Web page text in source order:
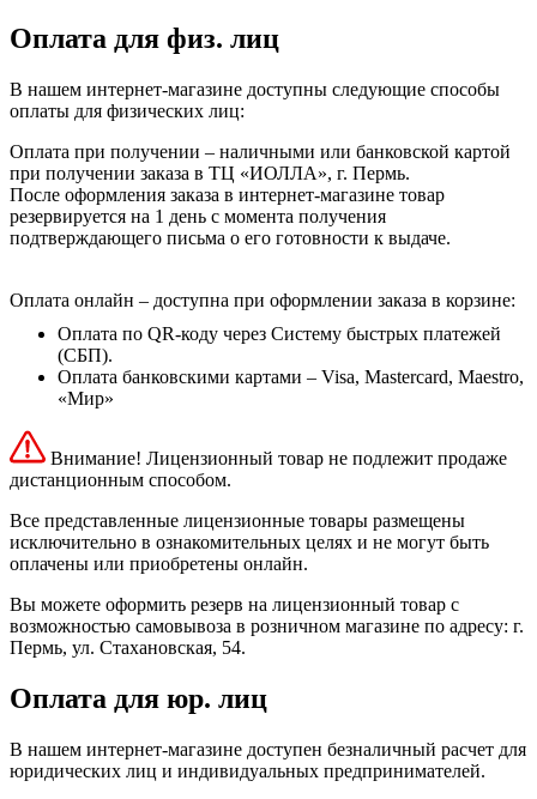
Оплата для физ. лиц
В нашем интернет-магазине доступны следующие способы
оплаты для физических лиц:
Оплата при получении – наличными или банковской картой
при получении заказа в ТЦ «ИОЛЛА», г. Пермь.
После оформления заказа в интернет-магазине товар
резервируется на 1 день с момента получения
подтверждающего письма о его готовности к выдаче.
Оплата онлайн – доступна при оформлении заказа в корзине:
Оплата по QR-коду через Систему быстрых платежей
(СБП).
Оплата банковскими картами – Visa, Mastercard, Maestro,
«Мир»
Внимание! Лицензионный товар не подлежит продаже
дистанционным способом.
Все представленные лицензионные товары размещены
исключительно в ознакомительных целях и не могут быть
оплачены или приобретены онлайн.
Вы можете оформить резерв на лицензионный товар с
возможностью самовывоза в розничном магазине по адресу: г.
Пермь, ул. Стахановская, 54.
Оплата для юр. лиц
В нашем интернет-магазине доступен безналичный расчет для
юридических лиц и индивидуальных предпринимателей.